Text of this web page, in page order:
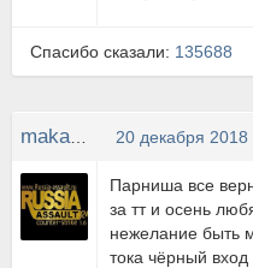
Спасибо сказали: 135688
20 декабря 2018
Парниша все
за тт и осень
нежелание быть
тока чёрный